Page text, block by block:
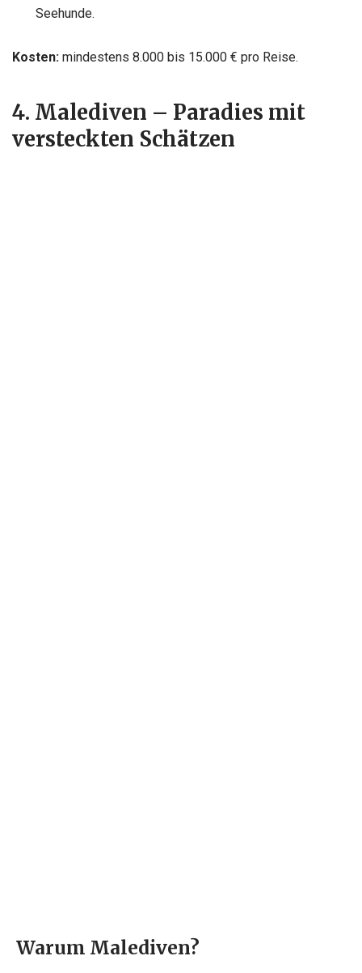
Seehunde.
Kosten: mindestens 8.000 bis 15.000 € pro Reise.
4. Malediven – Paradies mit
versteckten Schätzen
Warum Malediven?